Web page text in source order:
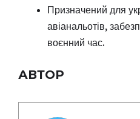
Призначений для
авіанальотів,
воєнний час.
АВТОР